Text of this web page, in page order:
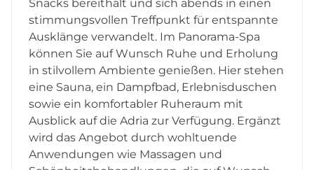
Snacks bereithält und sich abends in einen
stimmungsvollen Treffpunkt für entspannte
Ausklänge verwandelt. Im Panorama-Spa
können Sie auf Wunsch Ruhe und Erholung
in stilvollem Ambiente genießen. Hier stehen
eine Sauna, ein Dampfbad, Erlebnisduschen
sowie ein komfortabler Ruheraum mit
Ausblick auf die Adria zur Verfügung. Ergänzt
wird das Angebot durch wohltuende
Anwendungen wie Massagen und